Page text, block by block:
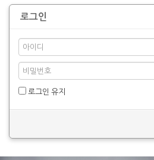
로그인
로그인 유지